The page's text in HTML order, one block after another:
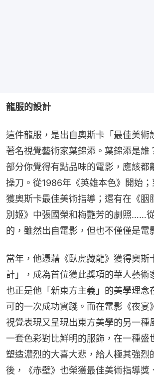
龍服的設計
這件龍服，是出自奧斯卡「最佳美術
著名視覺藝術家葉錦添。葉錦添是誰
部分你覺得有點品味的電影，應該都
操刀。從1986年《英雄本色》開始；
獲奧斯卡最佳美術指導；還有在《胭
別姬》中張國榮和梅艷芳的劇照……
的，雖然出自電影，但也不僅僅是電
當年，他憑藉《臥虎藏龍》獲得奧斯
計」，成為首位獲此獎項的華人藝術
也正是他「新東方主義」的美學理念
可的一次成功實踐。而在電影《夜宴
視覺表現又呈現出東方美學的另一種
一套色彩對比鮮明的服飾，在一種盛
塑造濃烈的大喜大悲，給人極其強烈
後，《赤壁》也榮獲最佳美術指導獎